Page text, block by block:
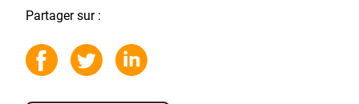
Partager sur :